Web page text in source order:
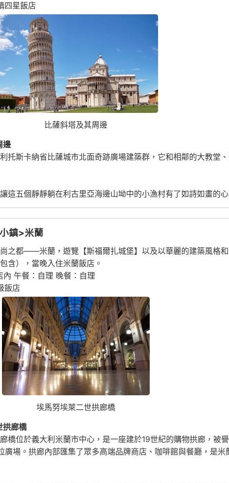
四星飯店
比薩斜塔及其周邊
邊
托斯卡納省比薩城市北面奇跡廣場建築群，它和相鄰的大教
這五個靜靜躺在利古里亞海邊山坳中的小漁村有了如詩如畫的心
鎮>米蘭
之都——米蘭，遊覽【斯福爾扎城堡】以及以華麗的建築風格
含），當晚入住米蘭飯店。
午餐：自理 晚餐：自理
飯店
埃馬努埃萊二世拱廊橋
拱廊橋
橋位於義大利米蘭市中心，是一座建於19世紀的購物拱廊，被
廣場。拱廊內部匯集了眾多高端品牌商店、咖啡館與餐廳，是